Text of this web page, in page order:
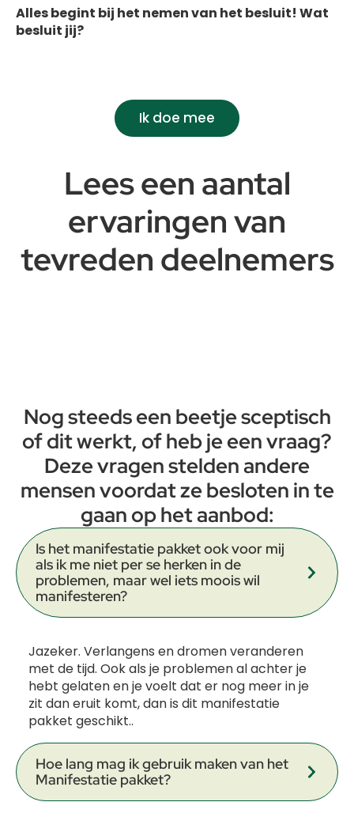
Alles begint bij het nemen van het besluit! Wat
besluit jij?
Ik doe mee
Lees een aantal
ervaringen van
tevreden deelnemers
Nog steeds een beetje sceptisch
of dit werkt, of heb je een vraag?
Deze vragen stelden andere
mensen voordat ze besloten in te
gaan op het aanbod:
Is het manifestatie pakket ook voor mij
als ik me niet per se herken in de
problemen, maar wel iets moois wil
manifesteren?
Jazeker. Verlangens en dromen veranderen
met de tijd. Ook als je problemen al achter je
hebt gelaten en je voelt dat er nog meer in je
zit dan eruit komt, dan is dit manifestatie
pakket geschikt..
Hoe lang mag ik gebruik maken van het
Manifestatie pakket?